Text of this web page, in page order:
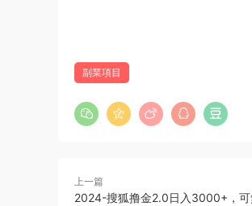
副業項目
上一篇
2024-搜狐撸金2.0日入3000+，可